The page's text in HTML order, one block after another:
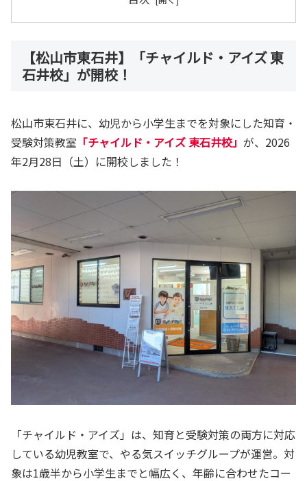
【松山市東石井】「チャイルド・アイズ 東
石井校」が開校！
松山市東石井に、幼児から小学生までを対象にした知育・
受験対策教室 「チャイルド・アイズ 東石井校」 が、2026
年2月28日（土）に開校しました！
「チャイルド・アイズ」は、知育と受験対策の両方に対応
している幼児教室で、やる気スイッチグループが運営。対
象は1歳半から小学生までと幅広く、年齢に合わせたコー